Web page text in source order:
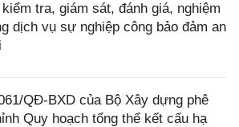
tra, giám sát, đánh giá, nghiệm
dịch vụ sự nghiệp công bảo đảm an
QĐ-BXD của Bộ Xây dựng phê
Quy hoạch tổng thể kết cấu hạ